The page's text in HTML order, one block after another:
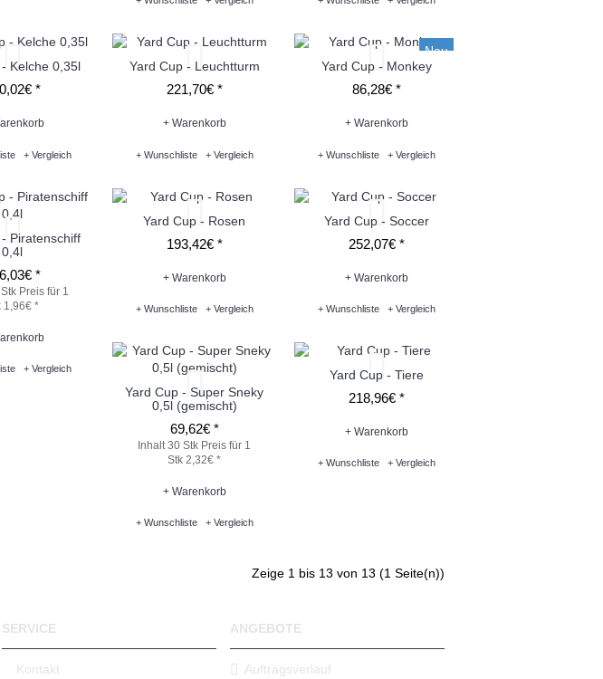
Kelche 0,35l
*
+ Vergleich
Yard Cup - Leuchtturm
221,70€ *
+ Warenkorb
+ Wunschliste + Vergleich
Neu
Yard Cup - Monkey
86,28€ *
+ Warenkorb
+ Wunschliste + Vergleich
Piratenschiff
0,4l
*
Preis für 1
1,96€ *
+ Vergleich
Yard Cup - Rosen
193,42€ *
+ Warenkorb
+ Wunschliste + Vergleich
Yard Cup - Soccer
252,07€ *
+ Warenkorb
+ Wunschliste + Vergleich
Yard Cup - Super Sneky
0,5l (gemischt)
69,62€ *
Inhalt 30 Stk Preis für 1
Stk 2,32€ *
+ Warenkorb
+ Wunschliste + Vergleich
Yard Cup - Tiere
218,96€ *
+ Warenkorb
+ Wunschliste + Vergleich
Zeige 1 bis 13 von 13 (1 Seite(n))
SERVICE
Kontakt
ANGEBOTE
Auftragsverlauf